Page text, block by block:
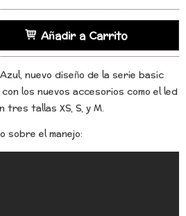
Añadir a Carrito
nuevo diseño de la serie basic
los nuevos accesorios como el led
y el multibox. Disponible en tres tallas XS, S, y M.
sobre el manejo: